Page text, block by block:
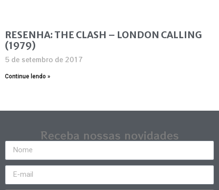
RESENHA: THE CLASH – LONDON CALLING
(1979)
5 de setembro de 2017
Continue lendo »
Receba nossas novidades